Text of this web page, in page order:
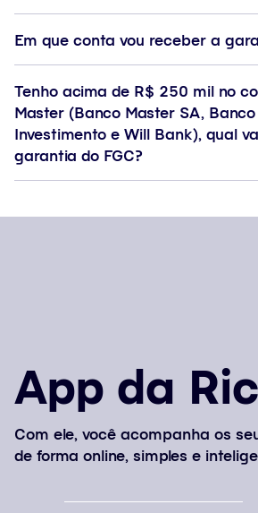
Em que conta vou receber a
Tenho acima de R$ 250 mil no
Master (Banco Master SA,
Investimento e Will Bank), qual
garantia do FGC?
App da
Com ele, você acompanha os
de forma online, simples e